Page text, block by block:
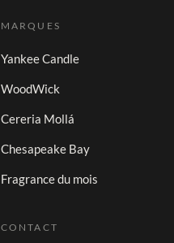
MARQUES
Yankee Candle
WoodWick
Cereria Mollá
Chesapeake Bay
Fragrance du mois
CONTACT